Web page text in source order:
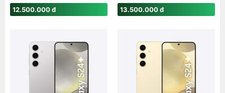
(Snap8Gen3)
12.500.000 đ
(12GB|256GB)
13.500.000 đ